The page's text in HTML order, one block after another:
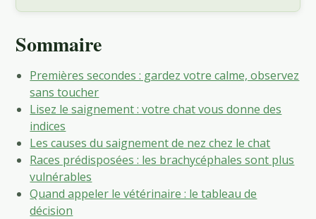
Sommaire
Premières secondes : gardez votre calme, observez
sans toucher
Lisez le saignement : votre chat vous donne des
indices
Les causes du saignement de nez chez le chat
Races prédisposées : les brachycéphales sont plus
vulnérables
Quand appeler le vétérinaire : le tableau de
décision